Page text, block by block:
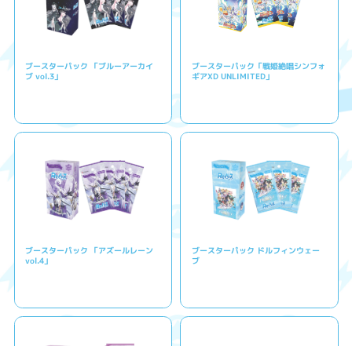
ブースターパック 「ブルーアーカイ
ブ vol.3」
ブースターパック「戦姫絶唱シンフォ
ギアXD UNLIMITED」
ブースターパック 「アズールレーン
vol.4」
ブースターパック ドルフィンウェー
ブ